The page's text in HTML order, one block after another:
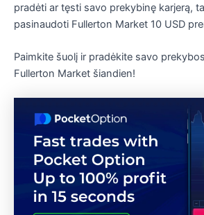
pradėti ar tęsti savo prekybinę karjerą,
pasinaudoti Fullerton Market 10 USD
Paimkite šuolį ir pradėkite savo
Fullerton Market šiandien!